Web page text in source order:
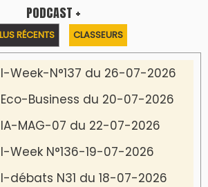
PODCAST +
RÉCENTS CLASSEURS
Week-N°137 du 26-07-2026
Business du 20-07-2026
MAG-07 du 22-07-2026
Week N°136-19-07-2026
débats N31 du 18-07-2026